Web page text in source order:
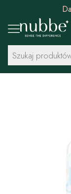
Wyszukiwarka
produktów